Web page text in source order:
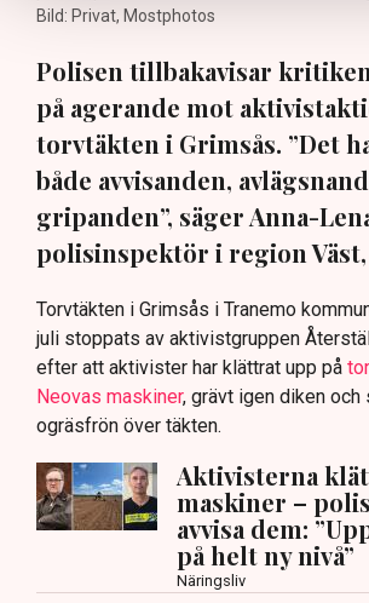
Bild: Privat, Mostphotos
Polisen tillbakavisar
på agerande mot
torvtäkten i Grimsås. ”Det
både avvisanden,
gripanden”, säger Anna-
polisinspektör i region
Torvtäkten i Grimsås i Tranemo
juli stoppats av aktivistgruppen
efter att aktivister har klättrat upp på
Neovas maskiner, grävt igen diken och
ogräsfrön över täkten.
Aktivisterna
maskiner –
avvisa dem:
på helt ny nivå”
Näringsliv